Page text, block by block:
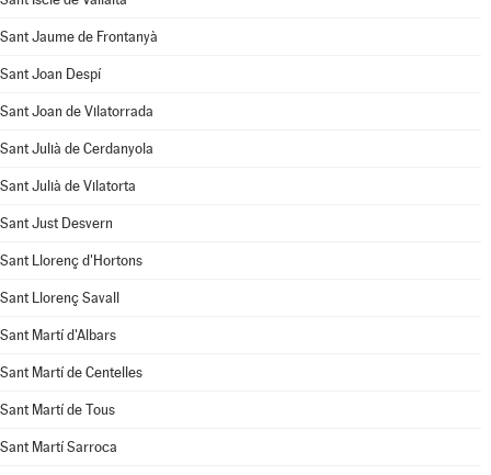
Sant Jaume de Frontanyà
Sant Joan Despí
Sant Joan de Vilatorrada
Sant Julià de Cerdanyola
Sant Julià de Vilatorta
Sant Just Desvern
Sant Llorenç d'Hortons
Sant Llorenç Savall
Sant Martí d'Albars
Sant Martí de Centelles
Sant Martí de Tous
Sant Martí Sarroca